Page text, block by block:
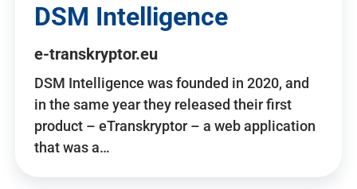
DSM Intelligence
e-transkryptor.eu
DSM Intelligence was founded in 2020, and
in the same year they released their first
product – eTranskryptor – a web application
that was a…